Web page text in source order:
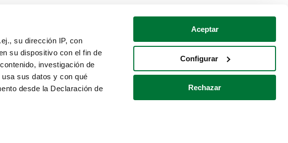
su dirección IP, con
su dispositivo con el fin de
investigación de
sus datos y con qué
desde la Declaración de
Aceptar
Configurar
Rechazar